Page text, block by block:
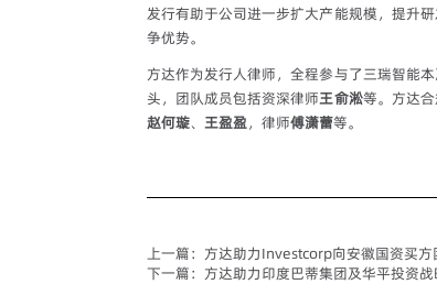
发行有助于公司进一步扩大产能规模，提升
争优势。
方达作为发行人律师，全程参与了三瑞智能
头，团队成员包括资深律师王俞淞等。方达
赵何璇、 王盈盈，律师傅潇蕾等。
上一篇： 方达助力Investcorp向安徽国资买方
下一篇： 方达助力印度巴蒂集团及华平投资